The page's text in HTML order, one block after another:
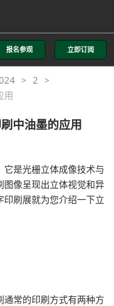
报名参观 立即订阅
2
用
中油墨的应用
是光栅立体成像技术与
像呈现出立体视觉和异
刷展就为您介绍一下立
常的印刷方式有两种方